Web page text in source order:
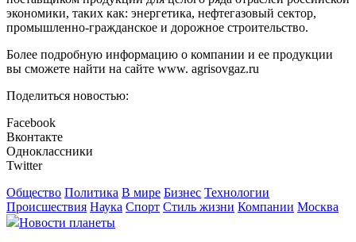
экономики, таких как: энергетика, нефтегазовый сектор,
промышленно-гражданское и дорожное строительство.
Более подробную информацию о компании и ее продукции
вы сможете найти на сайте www. agrisovgaz.ru
Поделиться новостью:
Facebook
Вконтакте
Одноклассники
Twitter
Общество Политика В мире Бизнес Технологии
Происшествия Наука Спорт Стиль жизни Компании Москва
Новости планеты